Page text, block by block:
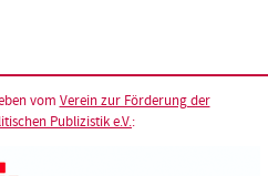
vom Verein zur Förderung der
Publizistik e.V.: